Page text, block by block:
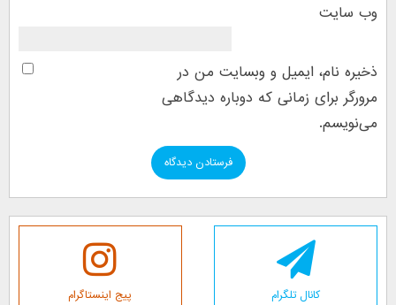
وب‌ سایت
ذخیره نام، ایمیل و وبسایت من در
مرورگر برای زمانی که دوباره دیدگاهی
می‌نویسم.
کانال تلگرام پیج اینستاگرام